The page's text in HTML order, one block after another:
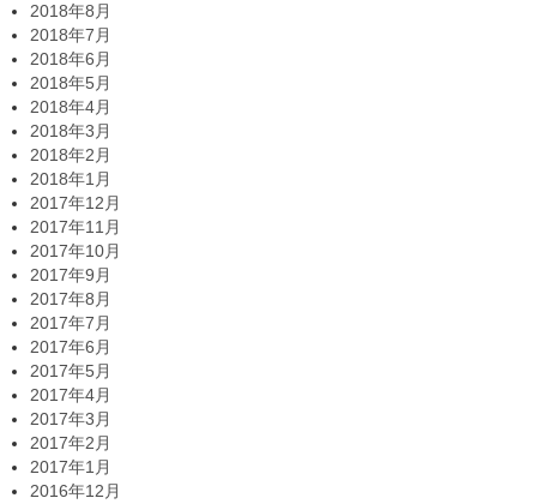
2018年8月
2018年7月
2018年6月
2018年5月
2018年4月
2018年3月
2018年2月
2018年1月
2017年12月
2017年11月
2017年10月
2017年9月
2017年8月
2017年7月
2017年6月
2017年5月
2017年4月
2017年3月
2017年2月
2017年1月
2016年12月